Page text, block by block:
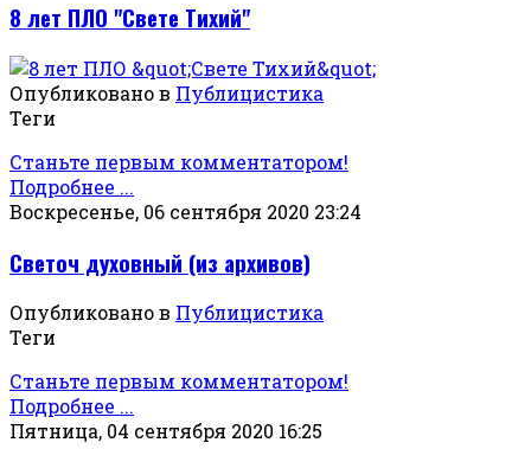
8 лет ПЛО "Свете Тихий"
Опубликовано в Публицистика
Теги
Станьте первым комментатором!
Подробнее ...
Воскресенье, 06 сентября 2020 23:24
Светоч духовный (из архивов)
Опубликовано в Публицистика
Теги
Станьте первым комментатором!
Подробнее ...
Пятница, 04 сентября 2020 16:25